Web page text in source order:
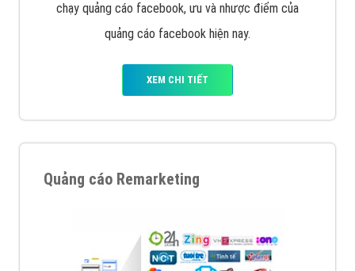
chạy quảng cáo facebook, ưu và nhược điểm của
quảng cáo facebook hiện nay.
XEM CHI TIẾT
Quảng cáo Remarketing